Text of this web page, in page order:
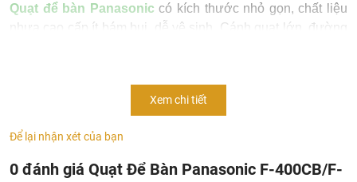
Quạt để bàn Panasonic có kích thước nhỏ gọn, chất liệu
nhựa cao cấp ít bám bụi, dễ vệ sinh. Cánh quạt lớn, đường
Chân đế vững chắc, không rung lắc khi hoạt động và sử
dụng động cơ bạc thau hoạt động êm ái, bền bỉ theo thời
Xem chi tiết
Để lại nhận xét của bạn
0 đánh giá Quạt Để Bàn Panasonic F-400CB/F-